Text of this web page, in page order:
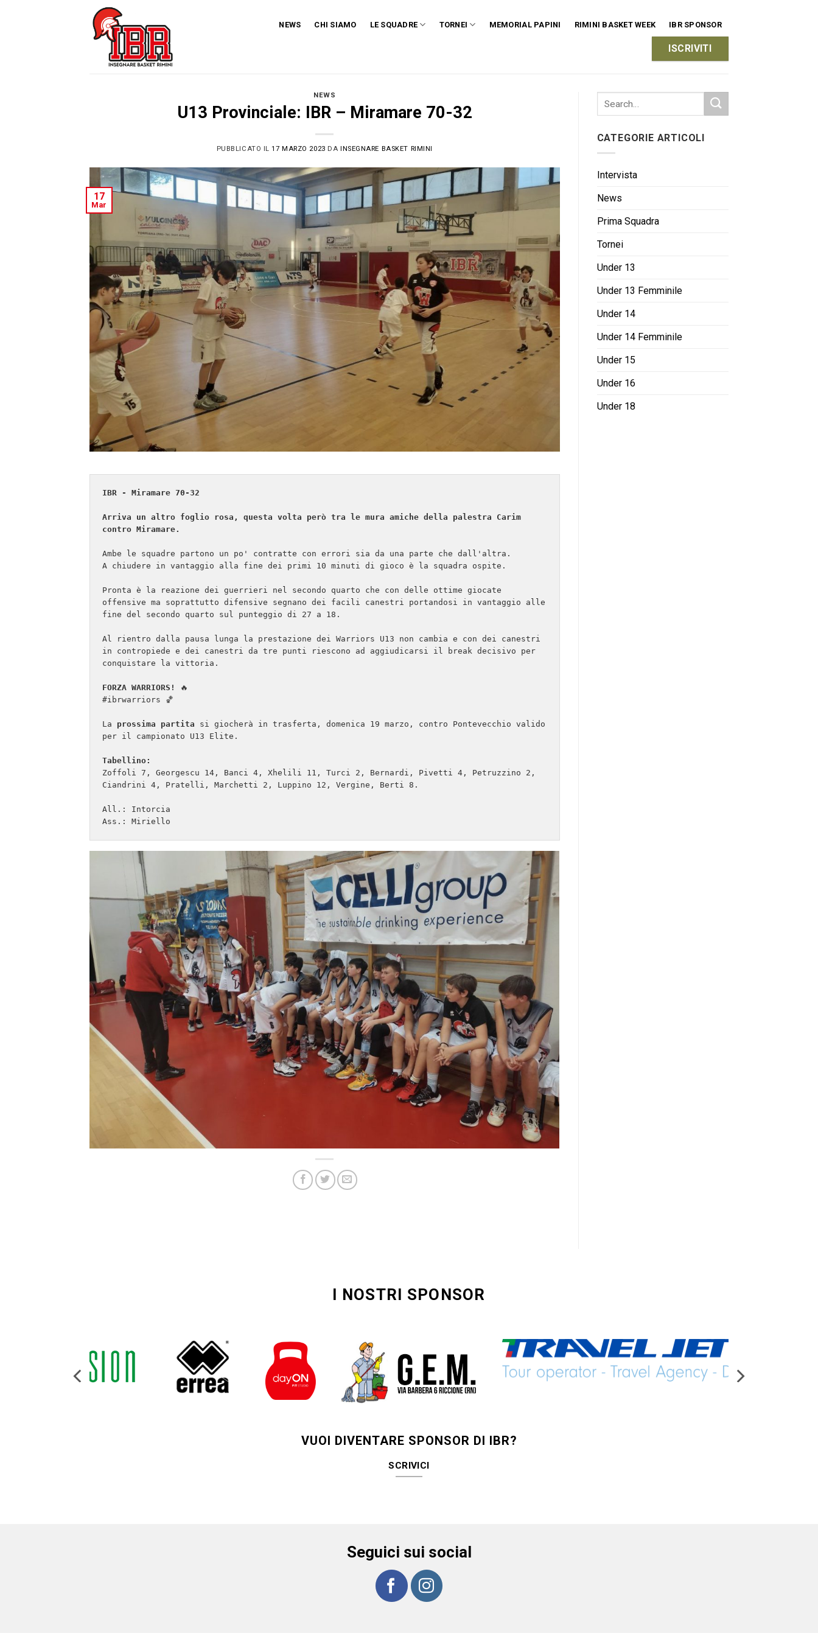
NEWS CHI SIAMO LE SQUADRE TORNEI MEMORIAL PAPINI RIMINI BASKET WEEK IBR SPONSOR
ISCRIVITI
NEWS
U13 Provinciale: IBR – Miramare 70-32
PUBBLICATO IL17 MARZO 2023 DA INSEGNARE BASKET RIMINI
17
Mar
IBR - Miramare 70-32
Arriva un altro foglio rosa, questa volta però tra le mura amiche della palestra Carim
contro Miramare.
Ambe le squadre partono un po' contratte con errori sia da una parte che dall'altra.
A chiudere in vantaggio alla fine dei primi 10 minuti di gioco è la squadra ospite.
Pronta è la reazione dei guerrieri nel secondo quarto che con delle ottime giocate
offensive ma soprattutto difensive segnano dei facili canestri portandosi in vantaggio alle
fine del secondo quarto sul punteggio di 27 a 18.
Al rientro dalla pausa lunga la prestazione dei Warriors U13 non cambia e con dei canestri
in contropiede e dei canestri da tre punti riescono ad aggiudicarsi il break decisivo per
conquistare la vittoria.
FORZA WARRIORS!
🔥
#ibrwarriors 🏀
La prossima partita si giocherà in trasferta, domenica 19 marzo, contro Pontevecchio valido
per il campionato U13 Elite.
Tabellino:
Zoffoli 7, Georgescu 14, Banci 4, Xhelili 11, Turci 2, Bernardi, Pivetti 4, Petruzzino 2,
Ciandrini 4, Pratelli, Marchetti 2, Luppino 12, Vergine, Berti 8.
All.: Intorcia
Ass.: Miriello
CATEGORIE ARTICOLI
Intervista
News
Prima Squadra
Tornei
Under 13
Under 13 Femminile
Under 14
Under 14 Femminile
Under 15
Under 16
Under 18
I NOSTRI SPONSOR
VUOI DIVENTARE SPONSOR DI IBR?
SCRIVICI
Seguici sui social